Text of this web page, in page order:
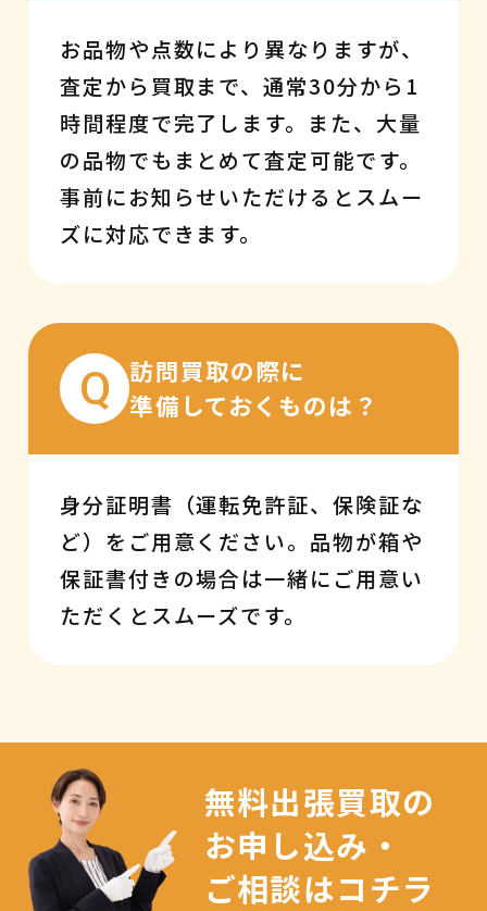
お品物や点数により異なりますが、
査定から買取まで、通常30分から1
時間程度で完了します。また、大量
の品物でもまとめて査定可能です。
事前にお知らせいただけるとスムー
ズに対応できます。
Q
訪問買取の際に
準備しておくものは？
身分証明書（運転免許証、保険証な
ど）をご用意ください。品物が箱や
保証書付きの場合は一緒にご用意い
ただくとスムーズです。
無料出張買取の
お申し込み・
ご相談はコチラ